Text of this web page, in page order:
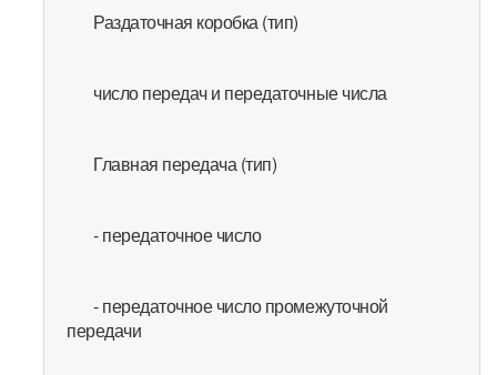
Раздаточная коробка (тип)
число передач и передаточные числа
Главная передача (тип)
- передаточное число
- передаточное число промежуточной
передачи